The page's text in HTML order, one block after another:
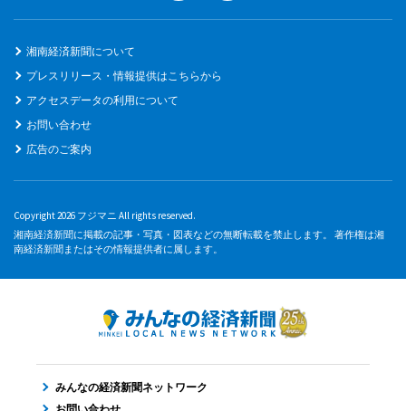
湘南経済新聞について
プレスリリース・情報提供はこちらから
アクセスデータの利用について
お問い合わせ
広告のご案内
Copyright 2026 フジマニ All rights reserved.
湘南経済新聞に掲載の記事・写真・図表などの無断転載を禁止します。 著作権は湘
南経済新聞またはその情報提供者に属します。
みんなの経済新聞ネットワーク